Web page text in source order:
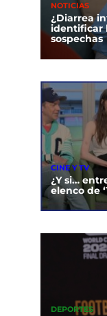
NOTICIAS
¿Diarrea
identificar
sospechas
CINE Y TV
¿Y si…
elenco de
DEPORTES